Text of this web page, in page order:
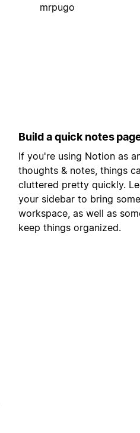
mrpugo
Build a quick notes
If you're using Notion as
thoughts & notes, things
cluttered pretty quickly.
your sidebar to bring
workspace, as well as
keep things organized.